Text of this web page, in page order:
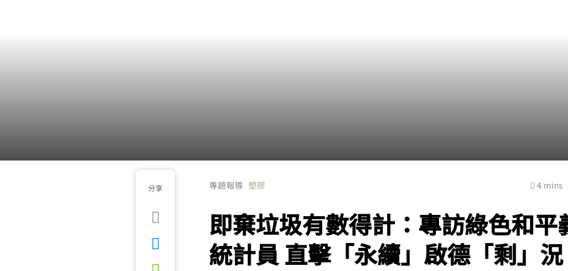
分享 專題報導 塑膠 4 mins
即棄垃圾有數得計：專訪綠色和平
統計員 直擊「永續」啟德「剩」況